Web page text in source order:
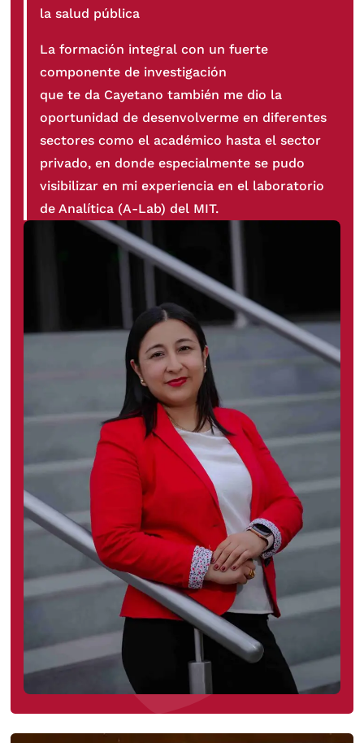
la salud pública
La formación integral con un fuerte
componente de investigación
que te da Cayetano también me dio la
oportunidad de desenvolverme en diferentes
sectores como el académico hasta el sector
privado, en donde especialmente se pudo
visibilizar en mi experiencia en el laboratorio
de Analítica (A-Lab) del MIT.